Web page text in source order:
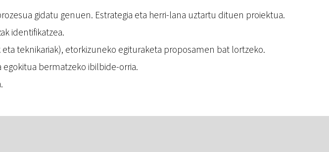
gidatu genuen. Estrategia eta herri-lana uztartu dituen proiektua.
identifikatzea.
teknikariak), etorkizuneko egituraketa proposamen bat lortzeko.
bermatzeko ibilbide-orria.